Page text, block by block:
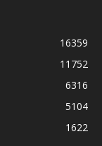
16359
11752
6316
5104
1622